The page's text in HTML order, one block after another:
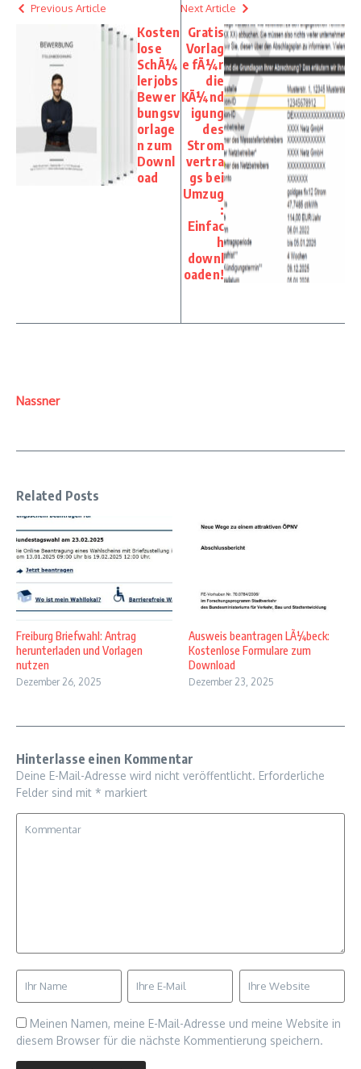
Previous Article
Kosten
lose
SchÃ¼
lerjobs
Bewer
bungsv
orlage
n zum
Downl
oad
Next Article
Gratis
Vorlag
e fÃ¼r
die
KÃ¼nd
igung
des
Strom
vertra
gs bei
Umzug
:
Einfac
h
downl
oaden!
Nassner
Related Posts
Freiburg Briefwahl: Antrag
herunterladen und Vorlagen
nutzen
Dezember 26, 2025
Ausweis beantragen LÃ¼beck:
Kostenlose Formulare zum
Download
Dezember 23, 2025
Hinterlasse einen Kommentar
Deine E-Mail-Adresse wird nicht veröffentlicht. Erforderliche
Felder sind mit * markiert
Meinen Namen, meine E-Mail-Adresse und meine Website in
diesem Browser für die nächste Kommentierung speichern.